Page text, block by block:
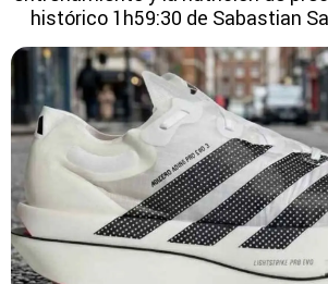
histórico 1h59:30 de Sabastian